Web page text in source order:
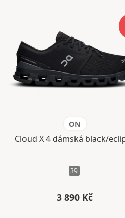
ON
Cloud X 4 dámská black/
39
3 890 Kč